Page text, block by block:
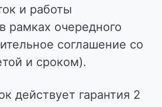
и работы
рамках очередного
соглашение со
и сроком).
действует гарантия 2